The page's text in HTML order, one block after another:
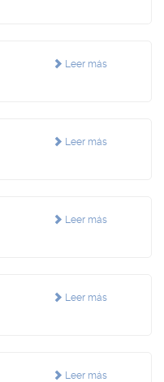
Leer más
Leer más
Leer más
Leer más
Leer más